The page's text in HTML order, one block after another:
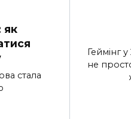
як
стала
Геймінг
не